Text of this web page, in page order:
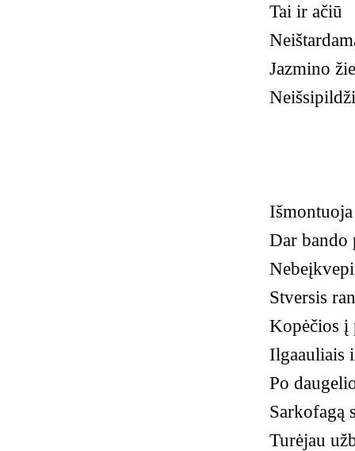
Tai ir ačiū
Jazmino
Dar bando
Stversis
Kopėčios į
Ilgaauliais
Po
Sarkofagą
Turėjau